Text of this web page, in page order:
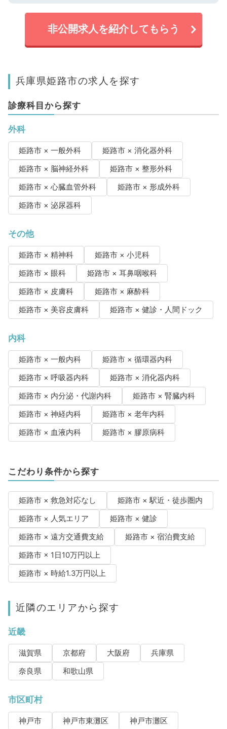
非公開求人を紹介してもらう
兵庫県姫路市の求人を探す
診療科目から探す
外科
姫路市 × 一般外科
姫路市 × 消化器外科
姫路市 × 脳神経外科
姫路市 × 整形外科
姫路市 × 心臓血管外科
姫路市 × 形成外科
姫路市 × 泌尿器科
その他
姫路市 × 精神科
姫路市 × 小児科
姫路市 × 眼科
姫路市 × 耳鼻咽喉科
姫路市 × 皮膚科
姫路市 × 麻酔科
姫路市 × 美容皮膚科
姫路市 × 健診・人間ドック
内科
姫路市 × 一般内科
姫路市 × 循環器内科
姫路市 × 呼吸器内科
姫路市 × 消化器内科
姫路市 × 内分泌・代謝内科
姫路市 × 腎臓内科
姫路市 × 神経内科
姫路市 × 老年内科
姫路市 × 血液内科
姫路市 × 膠原病科
こだわり条件から探す
姫路市 × 救急対応なし
姫路市 × 駅近・徒歩圏内
姫路市 × 人気エリア
姫路市 × 健診
姫路市 × 遠方交通費支給
姫路市 × 宿泊費支給
姫路市 × 1日10万円以上
姫路市 × 時給1.3万円以上
近隣のエリアから探す
近畿
滋賀県 京都府 大阪府
兵庫県
奈良県
和歌山県
市区町村
神戸市 神戸市東灘区
神戸市灘区